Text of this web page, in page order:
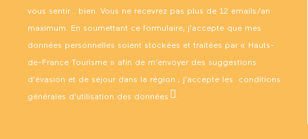
vous sentir… bien. Vous ne recevrez pas plus de 12 emails/an
maximum. En soumettant ce formulaire, j’accepte que mes
données personnelles soient stockées et traitées par « Hauts-
de-France Tourisme » afin de m’envoyer des suggestions
d’évasion et de séjour dans la région ; j’accepte les conditions
générales d’utilisation des données .